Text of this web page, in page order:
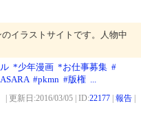
イラストサイトです。人物中
*少年漫画 *お仕事募集 #
#pkmn #版権 ...
| 更新日:2016/03/05 | ID:22177 報告